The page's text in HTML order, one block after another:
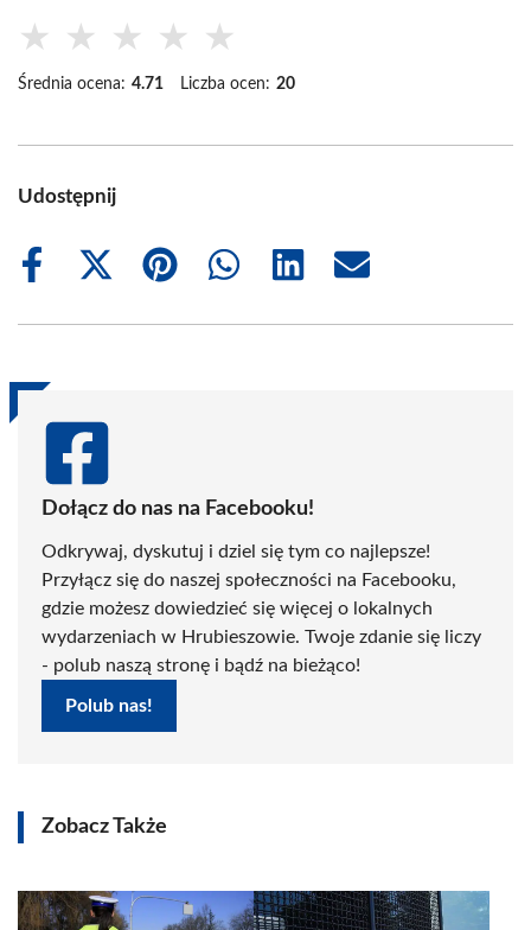
★ ★ ★ ★ ★
Średnia ocena: 4.71 Liczba ocen: 20
Udostępnij
Share
Share
(Twitter)
Share
Share
Share
Share
Dołącz do nas na Facebooku!
Odkrywaj, dyskutuj i dziel się tym co najlepsze!
Przyłącz się do naszej społeczności na Facebooku,
gdzie możesz dowiedzieć się więcej o lokalnych
wydarzeniach w Hrubieszowie. Twoje zdanie się liczy
- polub naszą stronę i bądź na bieżąco!
Polub nas!
Zobacz Także